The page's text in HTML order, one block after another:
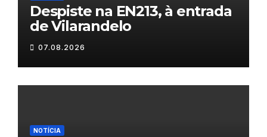
Despiste na EN213, à entrada
de Vilarandelo
07.08.2026
NOTÍCIA